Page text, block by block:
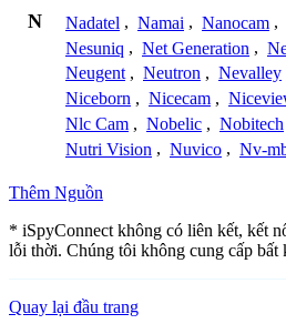
N Nadatel , Namai , Nanocam ,
Nesuniq , Net Generation ,
Neugent , Neutron , Nevalley
Niceborn , Nicecam ,
Nlc Cam , Nobelic , Nobitech
Nutri Vision , Nuvico , Nv-
Thêm Nguồn
* iSpyConnect không có liên kết, kết
lỗi thời. Chúng tôi không cung cấp bất
Quay lại đầu trang